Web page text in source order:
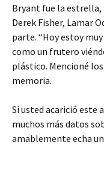
Bryant fue la estrella,
Derek Fisher, Lamar
parte. “Hoy estoy
como un frutero
plástico. Mencioné
memoria.
Si usted acarició este
muchos más datos
amablemente echa